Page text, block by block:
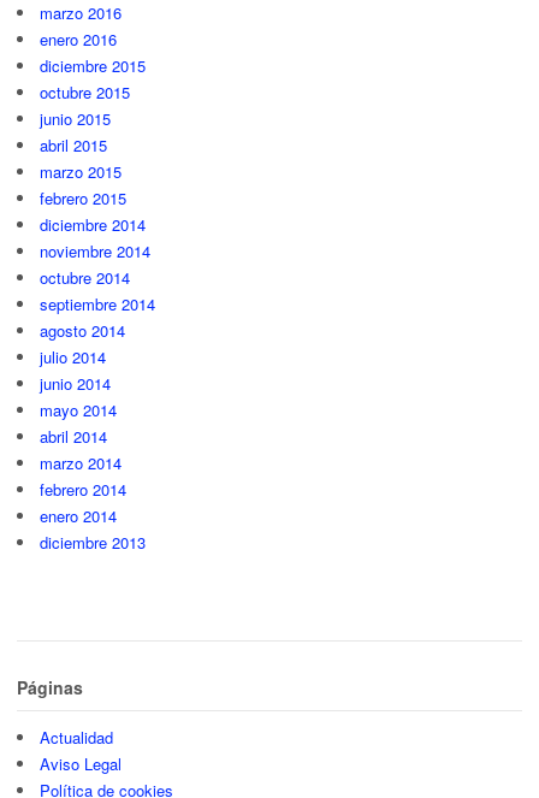
marzo 2016
enero 2016
diciembre 2015
octubre 2015
junio 2015
abril 2015
marzo 2015
febrero 2015
diciembre 2014
noviembre 2014
octubre 2014
septiembre 2014
agosto 2014
julio 2014
junio 2014
mayo 2014
abril 2014
marzo 2014
febrero 2014
enero 2014
diciembre 2013
Páginas
Actualidad
Aviso Legal
Política de cookies